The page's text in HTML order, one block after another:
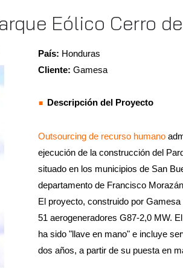
Eólico Cerro
País: Honduras
Cliente: Gamesa
Descripción del Proyecto
Outsourcing de recurso humano
ejecución de la construcción del
situado en los municipios de San
departamento de Francisco
El proyecto, construido por
51 aerogeneradores G87-2,0 MW.
ha sido "llave en mano" e incluye
dos años, a partir de su puesta en